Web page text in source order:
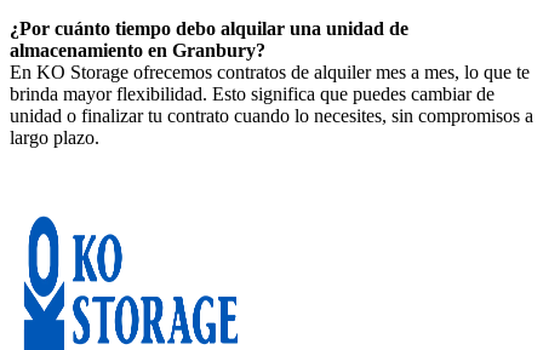
¿Por cuánto tiempo debo alquilar una unidad de
almacenamiento en Granbury?
En KO Storage ofrecemos contratos de alquiler mes a mes, lo que te
brinda mayor flexibilidad. Esto significa que puedes cambiar de
unidad o finalizar tu contrato cuando lo necesites, sin compromisos a
largo plazo.